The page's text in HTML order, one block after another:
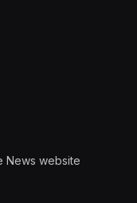
News website